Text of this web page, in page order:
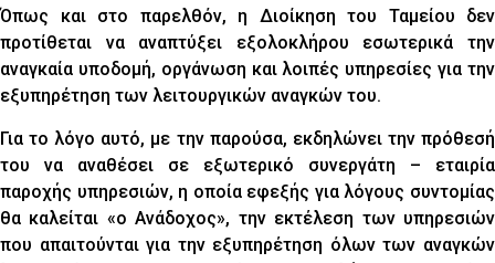
Όπως και στο παρελθόν, η Διοίκηση του Ταμείου δεν
προτίθεται να αναπτύξει εξολοκλήρου εσωτερικά την
αναγκαία υποδομή, οργάνωση και λοιπές υπηρεσίες για την
εξυπηρέτηση των λειτουργικών αναγκών του.
Για το λόγο αυτό, με την παρούσα, εκδηλώνει την πρόθεσή
του να αναθέσει σε εξωτερικό συνεργάτη – εταιρία
παροχής υπηρεσιών, η οποία εφεξής για λόγους συντομίας
θα καλείται «ο Ανάδοχος», την εκτέλεση των υπηρεσιών
που απαιτούνται για την εξυπηρέτηση όλων των αναγκών